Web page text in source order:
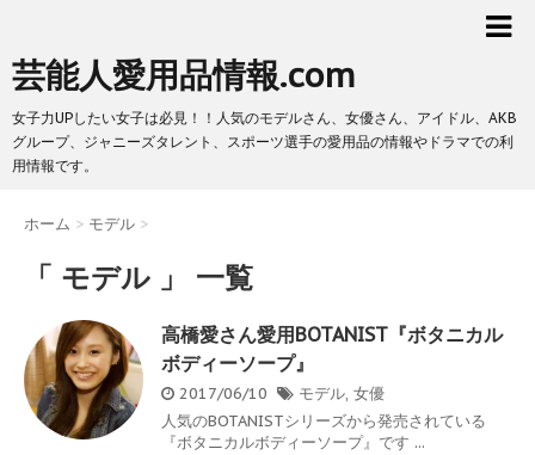
芸能人愛用品情報.com
女子力UPしたい女子は必見！！人気のモデルさん、女優さん、アイドル、AKB
グループ、ジャニーズタレント、スポーツ選手の愛用品の情報やドラマでの利
用情報です。
ホーム > モデル >
「 モデル 」 一覧
高橋愛さん愛用BOTANIST『ボタニカル
ボディーソープ』
2017/06/10 モデル, 女優
人気のBOTANISTシリーズから発売されている
『ボタニカルボディーソープ』です ...